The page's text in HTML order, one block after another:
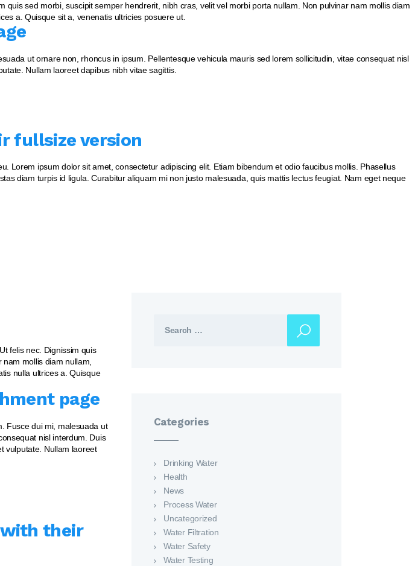
sed morbi, suscipit semper hendrerit, nibh cras, velit vel morbi porta nullam. Non pulvinar nam mollis diam
a. Quisque sit a, venenatis ultricies posuere ut.
ut ornare non, rhoncus in ipsum. Pellentesque vehicula mauris sed lorem sollicitudin, vitae consequat nisl
Nullam laoreet dapibus nibh vitae sagittis.
fullsize version
ipsum dolor sit amet, consectetur adipiscing elit. Etiam bibendum et odio faucibus mollis. Phasellus
diam turpis id ligula. Curabitur aliquam mi non justo malesuada, quis mattis lectus feugiat. Nam eget neque
ABADI
felis nec. Dignissim quis
mollis diam nullam,
nulla ultrices a. Quisque
page
Fusce dui mi, malesuada ut
nisl interdum. Duis
vulputate. Nullam laoreet
with their
Categories
Drinking Water
Health
News
Process Water
Uncategorized
Water Filtration
Water Safety
Water Testing